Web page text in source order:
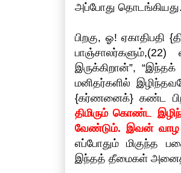
அப்போது
பிறகு, ஓ!
இருக்கிறான்”,
மனிதர்களில்
{கர்ணனைக்} கண்ட
திமிரும் கொண்ட
வேண்டும். இவன் வாழ
எப்போதும் மிகுந்த
இந்தத் தீமைகள்